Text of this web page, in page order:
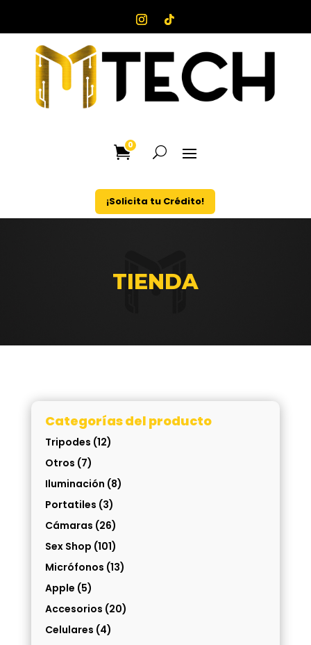
0
¡Solicita tu Crédito!
TIENDA
Categorías del producto
Tripodes (12)
Otros (7)
Iluminación (8)
Portatiles (3)
Cámaras (26)
Sex Shop (101)
Micrófonos (13)
Apple (5)
Accesorios (20)
Celulares (4)